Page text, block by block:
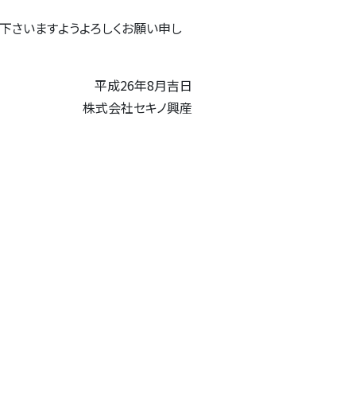
いますようよろしくお願い申し
平成26年8月吉日
株式会社セキノ興産